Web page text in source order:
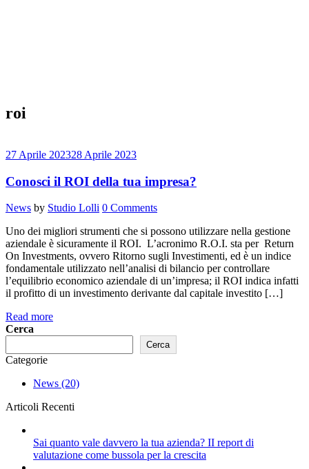
roi
27 Aprile 202328 Aprile 2023
Conosci il ROI della tua impresa?
Categories
News by Studio Lolli 0 Comments
Uno dei migliori strumenti che si possono utilizzare nella gestione
aziendale è sicuramente il ROI. L’acronimo R.O.I. sta per Return
On Investments, ovvero Ritorno sugli Investimenti, ed è un indice
fondamentale utilizzato nell’analisi di bilancio per controllare
l’equilibrio economico aziendale di un’impresa; il ROI indica infatti
il profitto di un investimento derivante dal capitale investito […]
Read more
Cerca
Cerca
Categorie
News (20)
Articoli Recenti
Sai quanto vale davvero la tua azienda? II report di
valutazione come bussola per la crescita